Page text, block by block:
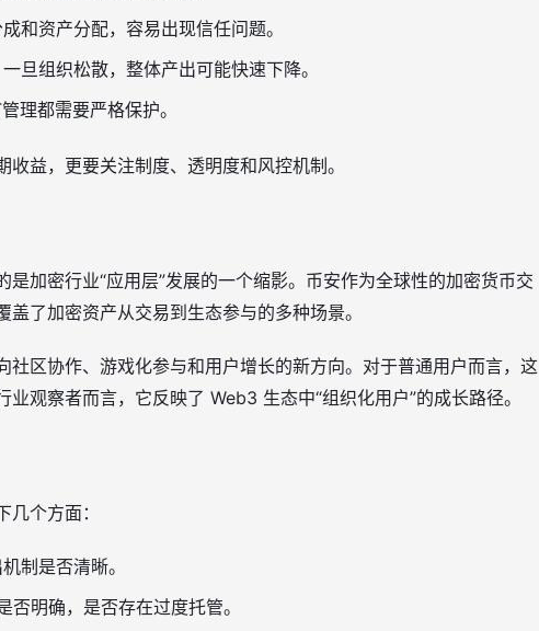
和资产分配，容易出现信任问题。
旦组织松散，整体产出可能快速下降。
理都需要严格保护。
益，更要关注制度、透明度和风控机制。
加密行业“应用层”发展的一个缩影。币安作为全球性的加密货币交
了加密资产从交易到生态参与的多种场景。
区协作、游戏化参与和用户增长的新方向。对于普通用户而言，这
观察者而言，它反映了 Web3 生态中“组织化用户”的成长路径。
个方面：
制是否清晰。
明确，是否存在过度托管。